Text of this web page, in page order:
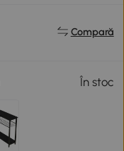
Compară
În stoc